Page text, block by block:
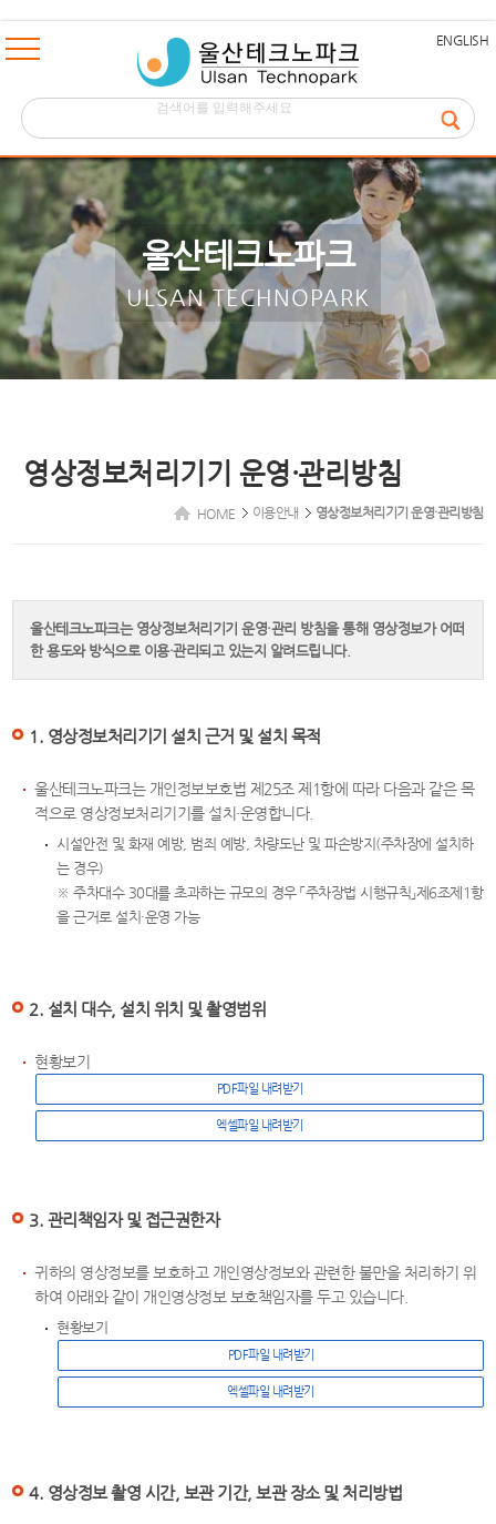
ENGLISH
울산테크노파크
ULSAN TECHNOPARK
영상정보처리기기 운영·관리방침
HOME 이용안내 영상정보처리기기 운영·관리방침
울산테크노파크는 영상정보처리기기 운영·관리 방침을 통해 영상정보가 어떠
한 용도와 방식으로 이용·관리되고 있는지 알려드립니다.
1. 영상정보처리기기 설치 근거 및 설치 목적
울산테크노파크는 개인정보보호법 제25조 제1항에 따라 다음과 같은 목
적으로 영상정보처리기기를 설치·운영합니다.
시설안전 및 화재 예방, 범죄 예방, 차량도난 및 파손방지(주차장에 설치하
는 경우)
※ 주차대수 30대를 초과하는 규모의 경우 「주차장법 시행규칙」제6조제1항
을 근거로 설치·운영 가능
2. 설치 대수, 설치 위치 및 촬영범위
현황보기
PDF파일 내려받기
엑셀파일 내려받기
3. 관리책임자 및 접근권한자
귀하의 영상정보를 보호하고 개인영상정보와 관련한 불만을 처리하기 위
하여 아래와 같이 개인영상정보 보호책임자를 두고 있습니다.
현황보기
PDF파일 내려받기
엑셀파일 내려받기
4. 영상정보 촬영 시간, 보관 기간, 보관 장소 및 처리방법